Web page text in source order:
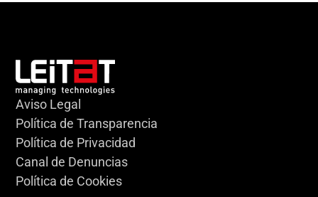
Aviso Legal
Política de Transparencia
Política de Privacidad
Canal de Denuncias
Política de Cookies